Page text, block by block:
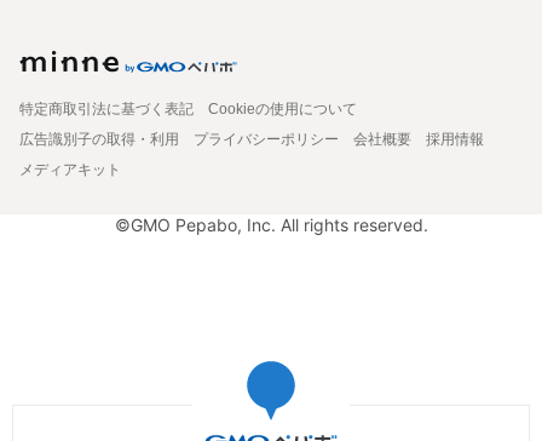
特定商取引法に基づく表記
Cookieの使用について
広告識別子の取得・利用
プライバシーポリシー 会社概要
採用情報
メディアキット
©GMO Pepabo, Inc. All rights reserved.